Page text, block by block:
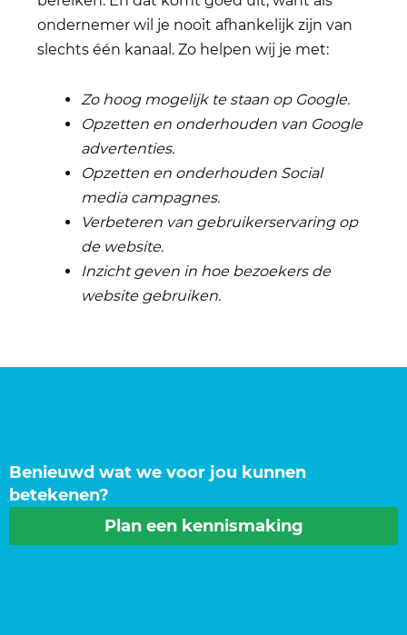
ondernemer wil je nooit afhankelijk zijn van
slechts één kanaal. Zo helpen wij je met:
Zo hoog mogelijk te staan op Google.
Opzetten en onderhouden van Google
advertenties.
Opzetten en onderhouden Social
media campagnes.
Verbeteren van gebruikerservaring op
de website.
Inzicht geven in hoe bezoekers de
website gebruiken.
Benieuwd wat we voor jou kunnen
betekenen?
Plan een kennismaking